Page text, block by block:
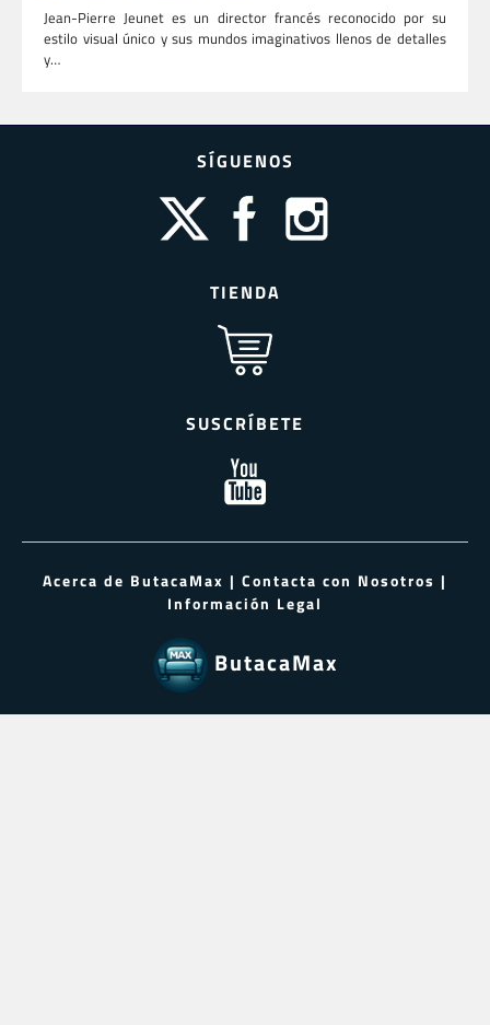
Jean-Pierre Jeunet es un director francés reconocido por su
estilo visual único y sus mundos imaginativos llenos de detalles
y…
SÍGUENOS
TIENDA
SUSCRÍBETE
Acerca de ButacaMax | Contacta con Nosotros |
Información Legal
ButacaMax